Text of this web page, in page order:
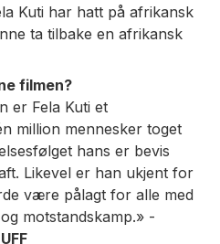
Kuti har hatt på afrikansk
ta tilbake en afrikansk
filmen?
er Fela Kuti et
million mennesker toget
hans er bevis
Likevel er han ukjent for
være pålagt for alle med
motstandskamp.» -